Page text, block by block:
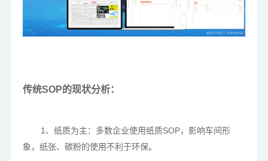
传统SOP的现状分析：
1、纸质为主：多数企业使用纸质SOP，影响车间形
象，纸张、碳粉的使用不利于环保。